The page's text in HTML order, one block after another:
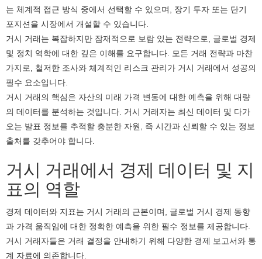
는 체계적 접근 방식 중에서 선택할 수 있으며, 장기 투자 또는 단기
포지션을 시장에서 개설할 수 있습니다.
거시 거래는 복잡하지만 잠재적으로 보람 있는 전략으로, 글로벌 경제
및 정치 역학에 대한 깊은 이해를 요구합니다. 모든 거래 전략과 마찬
가지로, 철저한 조사와 체계적인 리스크 관리가 거시 거래에서 성공의
필수 요소입니다.
거시 거래의 핵심은 자산의 미래 가격 변동에 대한 예측을 위해 대량
의 데이터를 분석하는 것입니다. 거시 거래자는 최신 데이터 및 다가
오는 발표 정보를 추적할 충분한 자원, 즉 시간과 신뢰할 수 있는 정보
출처를 갖추어야 합니다.
거시 거래에서 경제 데이터 및 지
표의 역할
경제 데이터와 지표는 거시 거래의 근본이며, 글로벌 거시 경제 동향
과 가격 움직임에 대한 정확한 예측을 위한 필수 정보를 제공합니다.
거시 거래자들은 거래 결정을 안내하기 위해 다양한 경제 보고서와 통
계 자료에 의존합니다.